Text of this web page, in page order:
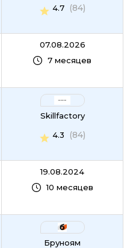
4.7 (84)
07.08.2026
7 месяцев
Skillfactory
4.3
(84)
19.08.2024
10 месяцев
Бруноям